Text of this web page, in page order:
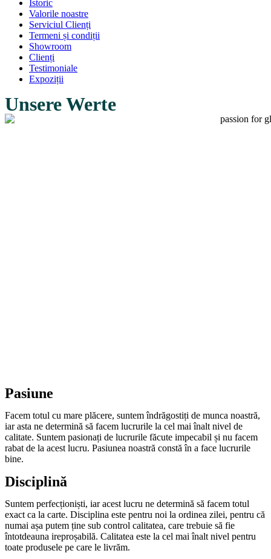
Istoric
Valorile noastre
Serviciul Clienți
Termeni și condiții
Showroom
Clienți
Testimoniale
Expoziții
Unsere Werte
Pasiune
Facem totul cu mare plăcere, suntem îndrăgostiți de munca noastră,
iar asta ne determină să facem lucrurile la cel mai înalt nivel de
calitate. Suntem pasionați de lucrurile făcute impecabil și nu facem
rabat de la acest lucru. Pasiunea noastră constă în a face lucrurile
bine.
Disciplină
Suntem perfecționiști, iar acest lucru ne determină să facem totul
exact ca la carte. Disciplina este pentru noi la ordinea zilei, pentru că
numai așa putem ține sub control calitatea, care trebuie să fie
întotdeauna ireproșabilă. Calitatea este la cel mai înalt nivel pentru
toate produsele pe care le livrăm.